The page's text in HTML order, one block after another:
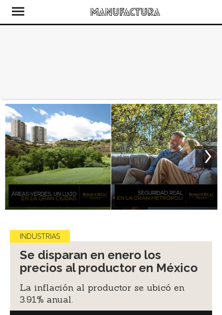
INDUSTRIAS
Se disparan en enero los
precios al productor en México
La inflación al productor se ubicó en
3.91% anual.